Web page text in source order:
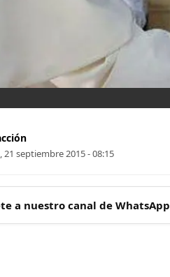
21 septiembre 2015 - 08:15
a nuestro canal de WhatsApp